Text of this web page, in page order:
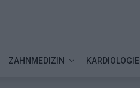
ZAHNMEDIZIN KARDIOLOGIE